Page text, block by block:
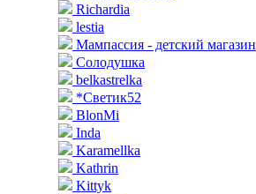
Richardia
lestia
Мампассия - детский магазин
Солодушка
belkastrelka
*Светик52
BlonMi
Inda
Karamellka
Kathrin
Kittyk